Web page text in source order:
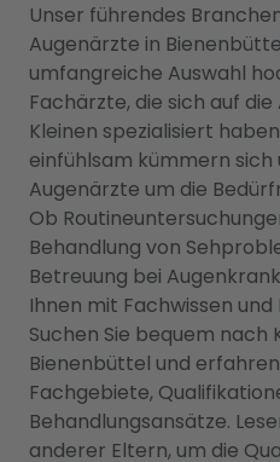
Unser führendes
Augenärzte in
umfangreiche Auswahl
Fachärzte, die sich auf
Kleinen spezialisiert
einfühlsam kümmern sich
Augenärzte um die
Ob
Behandlung von
Betreuung bei
Ihnen mit Fachwissen und
Suchen Sie bequem
Bienenbüttel und
Fachgebiete,
Behandlungsansätze.
anderer Eltern, um die